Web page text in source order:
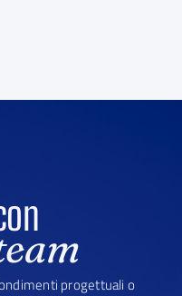
progettuali o